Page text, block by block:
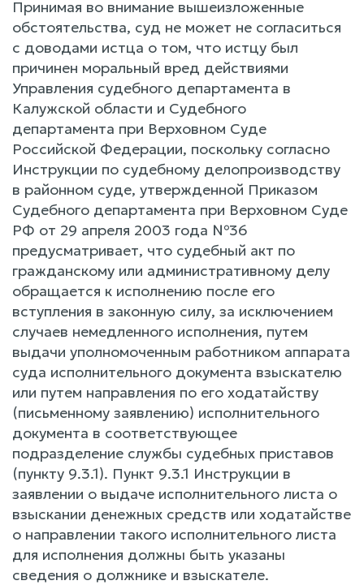
Принимая во внимание вышеизложенные
обстоятельства, суд не может не согласиться
с доводами истца о том, что истцу был
причинен моральный вред действиями
Управления судебного департамента в
Калужской области и Судебного
департамента при Верховном Суде
Российской Федерации, поскольку согласно
Инструкции по судебному делопроизводству
в районном суде, утвержденной Приказом
Судебного департамента при Верховном Суде
РФ от 29 апреля 2003 года №36
предусматривает, что судебный акт по
гражданскому или административному делу
обращается к исполнению после его
вступления в законную силу, за исключением
случаев немедленного исполнения, путем
выдачи уполномоченным работником аппарата
суда исполнительного документа взыскателю
или путем направления по его ходатайству
(письменному заявлению) исполнительного
документа в соответствующее
подразделение службы судебных приставов
(пункту 9.3.1). Пункт 9.3.1 Инструкции в
заявлении о выдаче исполнительного листа о
взыскании денежных средств или ходатайстве
о направлении такого исполнительного листа
для исполнения должны быть указаны
сведения о должнике и взыскателе.